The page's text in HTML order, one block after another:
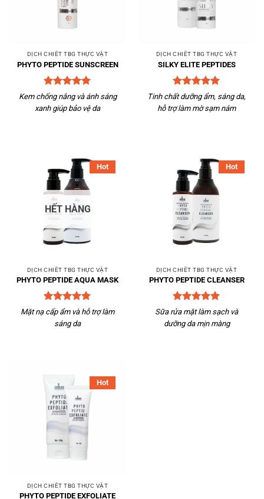
DỊCH CHIẾT TBG THỰC VẬT
PHYTO PEPTIDE SUNSCREEN
Được xếp
hạng
55
sao
Kem chống nắng và ánh sáng
xanh giúp bảo vệ da
DỊCH CHIẾT TBG THỰC VẬT
SILKY ELITE PEPTIDES
Được xếp
hạng
55
sao
Tinh chất dưỡng ẩm, sáng da,
hỗ trợ làm mờ sạm nám
Hot
HẾT HÀNG
DỊCH CHIẾT TBG THỰC VẬT
PHYTO PEPTIDE AQUA MASK
Được xếp
hạng
5
sao
Mặt nạ cấp ẩm và hỗ trợ làm
sáng da
Hot
DỊCH CHIẾT TBG THỰC VẬT
PHYTO PEPTIDE CLEANSER
Được xếp
hạng
5
sao
Sữa rửa mặt làm sạch và
dưỡng da mịn màng
Hot
DỊCH CHIẾT TBG THỰC VẬT
PHYTO PEPTIDE EXFOLIATE